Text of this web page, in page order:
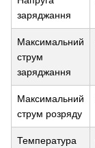
заряджання
Максимальний
струм
заряджання
Максимальний
струм розряду
Температура